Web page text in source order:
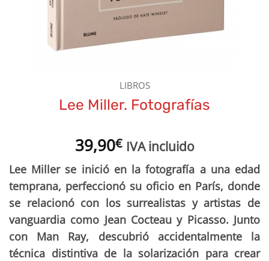
LIBROS
Lee Miller. Fotografías
39,90€ IVA incluido
Lee Miller se inició en la fotografía a una edad
temprana, perfeccionó su oficio en París, donde
se relacionó con los surrealistas y artistas de
vanguardia como Jean Cocteau y Picasso. Junto
con Man Ray, descubrió accidentalmente la
técnica distintiva de la solarización para crear